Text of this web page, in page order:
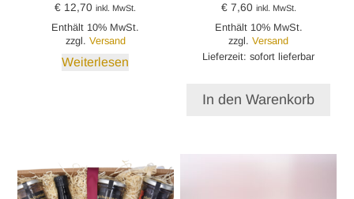
€ 12,70 inkl. MwSt.
Enthält 10% MwSt.
zzgl. Versand
Weiterlesen
€7,60 inkl. MwSt.
Enthält 10% MwSt.
zzgl.Versand
Lieferzeit: sofort lieferbar
In den Warenkorb